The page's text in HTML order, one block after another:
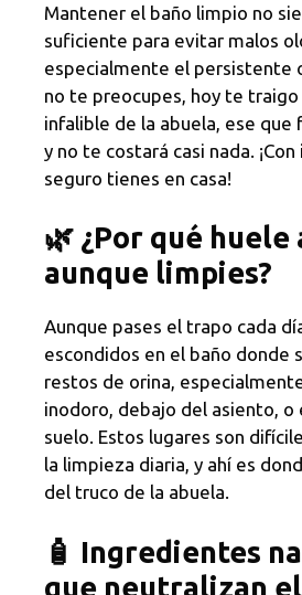
Mantener el baño limpio no
suficiente para evitar malos
especialmente el persistente
no te preocupes, hoy te traigo
infalible de la abuela, ese que
y no te costará casi nada.
seguro tienes en casa!
🌿 ¿Por qué huele
aunque limpies?
Aunque pases el trapo cada
escondidos en el baño donde
restos de orina,
inodoro, debajo del asiento, o
suelo. Estos lugares son
la limpieza diaria, y ahí es
del truco de la abuela.
🧴 Ingredientes
que neutralizan